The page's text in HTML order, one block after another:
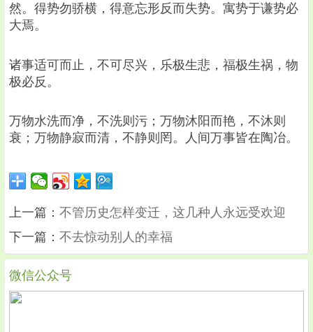
然。得势勿骄横，得意忘形反而失势。寓势于谦势必
大焉。
诸事适可而止，不可尽兴，乐极生悲，福极生祸，物
极必反。
万物水洗而净，不洗则污；万物沐阳而艳，不沐则
衰；万物静寂而清，不静则罔。人间万事皆在陶冶。
上一篇： 不管历史怎样变迁，这几种人永远受欢迎
下一篇： 不去惊动别人的幸福
微信公众号